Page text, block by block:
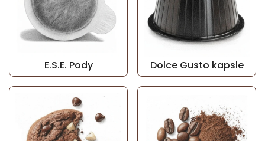
E.S.E. Pody Dolce Gusto kapsle